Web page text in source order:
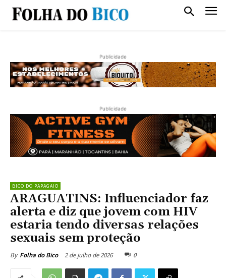
Publicidade
Publicidade
BICO DO PAPAGAIO
ARAGUATINS: Influenciador faz
alerta e diz que jovem com HIV
estaria tendo diversas relações
sexuais sem proteção
By Folha do Bico 2 de julho de 2026 0